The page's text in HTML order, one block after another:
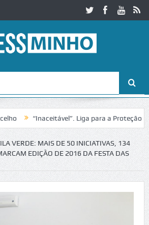
“Inaceitável”. Liga para a Proteção da
VERDE: MAIS DE 50 INICIATIVAS, 134
EDIÇÃO DE 2016 DA FESTA DAS